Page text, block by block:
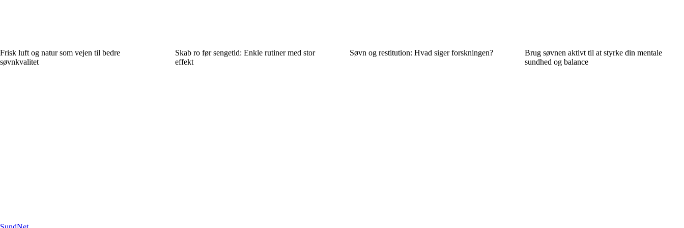
Frisk luft og natur som vejen til bedre
søvnkvalitet
Skab ro før sengetid: Enkle rutiner med stor
effekt
Søvn og restitution: Hvad siger forskningen?
Brug søvnen aktivt til at styrke din mentale
sundhed og balance